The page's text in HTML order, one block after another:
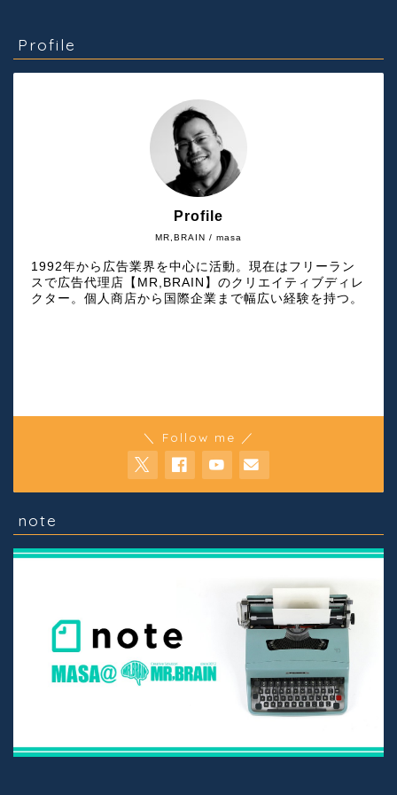
Profile
MR,BRAIN / masa
Profile
1992年から広告業界を中心に活動。現在はフリーラン
スで広告代理店【MR,BRAIN】のクリエイティブディレ
クター。個人商店から国際企業まで幅広い経験を持つ。
＼ Follow me ／
note